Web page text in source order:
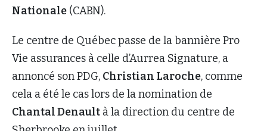
Nationale (CABN).
Le centre de Québec passe de la bannière Pro
Vie assurances à celle d’Aurrea Signature, a
annoncé son PDG, Christian Laroche, comme
cela a été le cas lors de la nomination de
Chantal Denault à la direction du centre de